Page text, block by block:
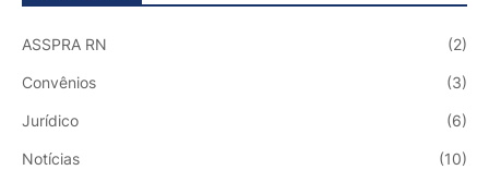
ASSPRA RN (2)
Convênios (3)
Jurídico (6)
Notícias (10)